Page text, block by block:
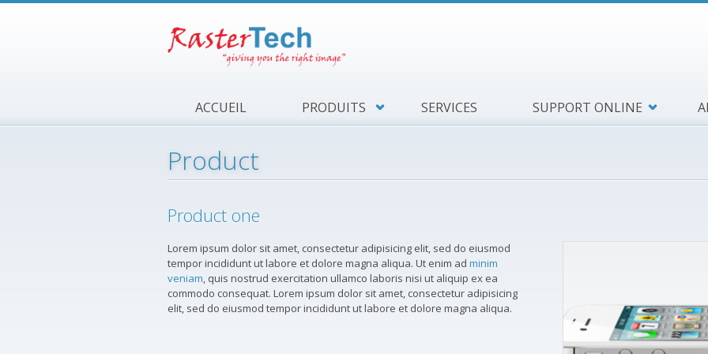
ACCUEIL PRODUITS SERVICES SUPPORT ONLINE
Product
Product one
Lorem ipsum dolor sit amet, consectetur adipisicing elit, sed do eiusmod
tempor incididunt ut labore et dolore magna aliqua. Ut enim ad minim
veniam, quis nostrud exercitation ullamco laboris nisi ut aliquip ex ea
commodo consequat. Lorem ipsum dolor sit amet, consectetur adipisicing
elit, sed do eiusmod tempor incididunt ut labore et dolore magna aliqua.